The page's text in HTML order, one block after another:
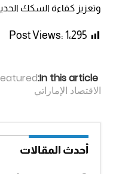
وتعزيز كفاءة السكك
Post Views: 1٬295
In this article:
الاقتصاد الإماراتي
أحدث المقالات